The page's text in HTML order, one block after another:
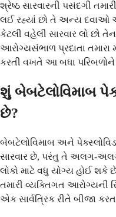
શ્રેષ્ઠ સારવારની પસંદગી
લઈ રહ્યાં છો તે અન્ય દવાઓ
કેટલી વહેલી સારવાર લો છો
આરોગ્યસંભાળ પ્રદાતા તમારા
કરતી વખતે આ બધા પરિબળોને
શું બેબટેલોવિમાબ
છે?
બેબટેલોવિમાબ અને
સારવાર છે, પરંતુ તે અલગ-
લોકો માટે વધુ યોગ્ય હોઈ શકે
તમારી વ્યક્તિગત આરોગ્યની
એક સાર્વત્રિક રીતે બીજા